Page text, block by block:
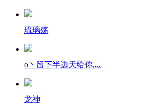
琉璃殇
o丶留下半边天给你灬
龙神